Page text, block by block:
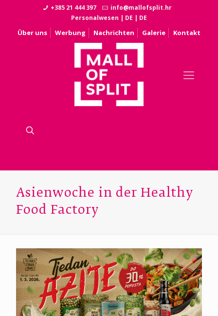
+385 21 444 397
info@mallofsplit.hr
Personalwesen | DE | DE
Über uns Werbung Nachrichten Galerie Kontakt
Asienwoche in der Healthy
Food Factory